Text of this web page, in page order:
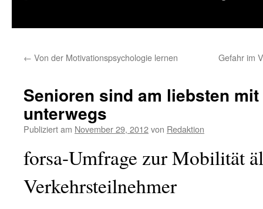
← Von der Motivationspsychologie lernen Gefahr im
Senioren sind am liebsten
unterwegs
Publiziert am November 29, 2012von Redaktion
forsa-Umfrage zur Mobilität
Verkehrsteilnehmer